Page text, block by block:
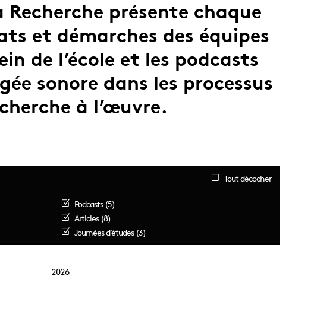
Recherche présente chaque
et démarches des équipes
de l’école et les podcasts
sonore dans les processus
à l’œuvre.
Tout décocher
Podcasts (5)
Articles (8)
Journées d’études (3)
2026